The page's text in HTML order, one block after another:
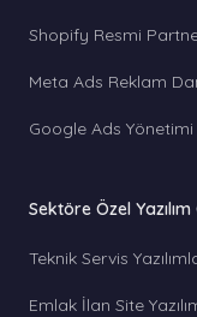
Shopify Resmi
Meta Ads Reklam
Google Ads Yönetimi
Sektöre Özel
Teknik Servis
Emlak İlan Site